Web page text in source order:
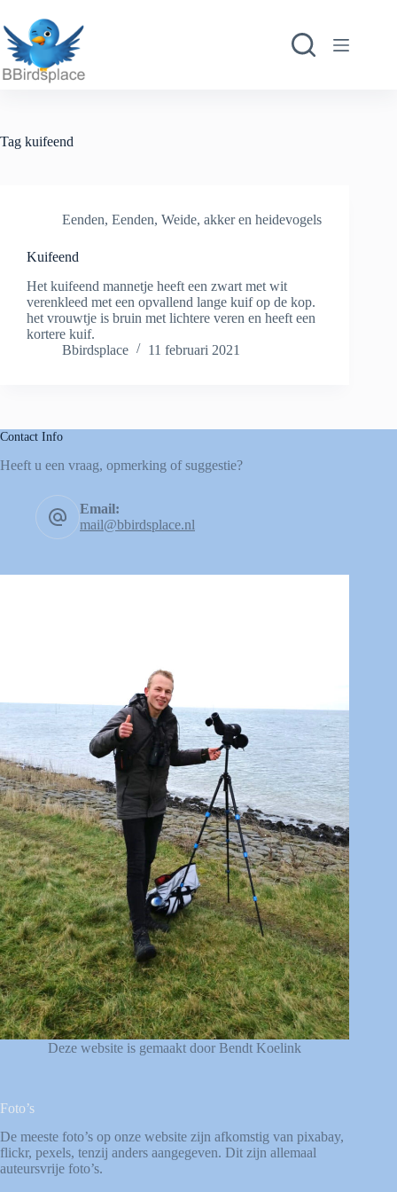
naar
de
inhoud
Tag kuifeend
Eenden, Eenden, Weide, akker en heidevogels
Kuifeend
Het kuifeend mannetje heeft een zwart met wit
verenkleed met een opvallend lange kuif op de kop.
het vrouwtje is bruin met lichtere veren en heeft een
kortere kuif.
Bbirdsplace
11 februari 2021
Contact Info
Heeft u een vraag, opmerking of suggestie?
Email:
mail@bbirdsplace.nl
Deze website is gemaakt door Bendt Koelink
Foto’s
De meeste foto’s op onze website zijn afkomstig van pixabay,
flickr, pexels, tenzij anders aangegeven. Dit zijn allemaal
auteursvrije foto’s.